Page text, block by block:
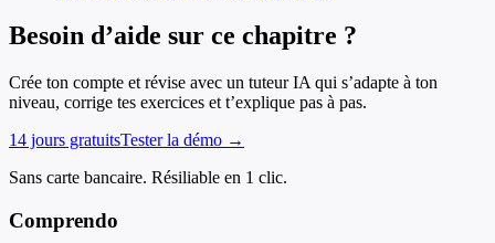
Besoin d’aide sur ce chapitre ?
Crée ton compte et révise avec un tuteur IA qui s’adapte à ton
niveau, corrige tes exercices et t’explique pas à pas.
14 jours gratuitsTester la démo →
Sans carte bancaire. Résiliable en 1 clic.
Comprendo